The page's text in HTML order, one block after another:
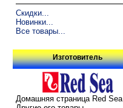
Скидки...
Новинки...
Все товары...
Изготовитель
Домашняя страница Red Sea